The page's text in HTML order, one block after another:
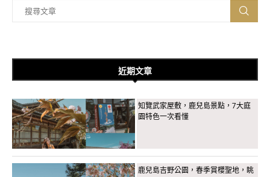
近期文章
知覽武家屋敷，鹿兒島景點，7大庭
園特色一次看懂
鹿兒島吉野公園，春季賞櫻聖地，眺